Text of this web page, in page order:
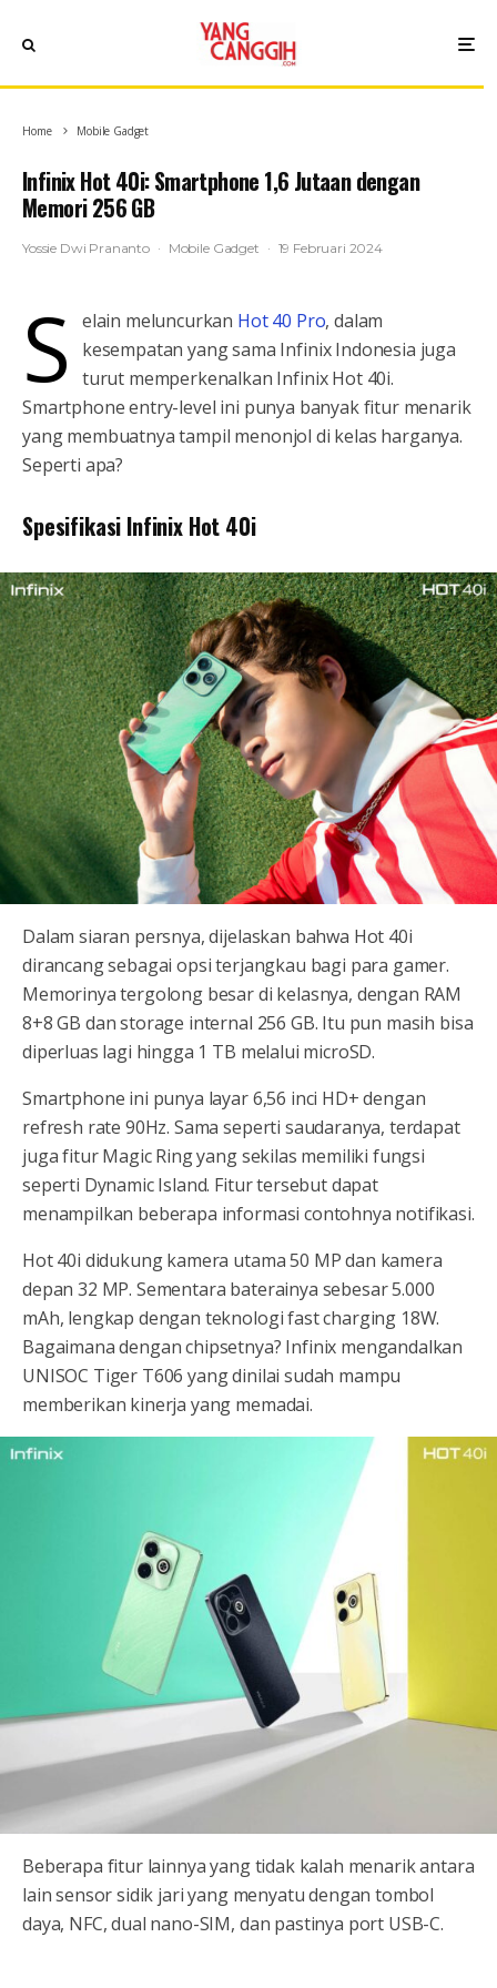
Home Mobile Gadget
Infinix Hot 40i: Smartphone 1,6 Jutaan dengan
Memori 256 GB
Yossie Dwi Prananto · Mobile Gadget · 19 Februari 2024
S elain meluncurkan Hot 40 Pro, dalam
kesempatan yang sama Infinix Indonesia juga
turut memperkenalkan Infinix Hot 40i.
Smartphone entry-level ini punya banyak fitur menarik
yang membuatnya tampil menonjol di kelas harganya.
Seperti apa?
Spesifikasi Infinix Hot 40i
Dalam siaran persnya, dijelaskan bahwa Hot 40i
dirancang sebagai opsi terjangkau bagi para gamer.
Memorinya tergolong besar di kelasnya, dengan RAM
8+8 GB dan storage internal 256 GB. Itu pun masih bisa
diperluas lagi hingga 1 TB melalui microSD.
Smartphone ini punya layar 6,56 inci HD+ dengan
refresh rate 90Hz. Sama seperti saudaranya, terdapat
juga fitur Magic Ring yang sekilas memiliki fungsi
seperti Dynamic Island. Fitur tersebut dapat
menampilkan beberapa informasi contohnya notifikasi.
Hot 40i didukung kamera utama 50 MP dan kamera
depan 32 MP. Sementara baterainya sebesar 5.000
mAh, lengkap dengan teknologi fast charging 18W.
Bagaimana dengan chipsetnya? Infinix mengandalkan
UNISOC Tiger T606 yang dinilai sudah mampu
memberikan kinerja yang memadai.
Beberapa fitur lainnya yang tidak kalah menarik antara
lain sensor sidik jari yang menyatu dengan tombol
daya, NFC, dual nano-SIM, dan pastinya port USB-C.